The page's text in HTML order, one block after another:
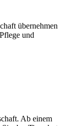
übernehmen
und
Ab einem